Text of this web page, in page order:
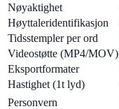
Nøyaktighet
Høyttaleridentifikasjon
Tidsstempler per ord
Videostøtte (MP4/MOV)
Eksportformater
Hastighet (1t lyd)
Personvern